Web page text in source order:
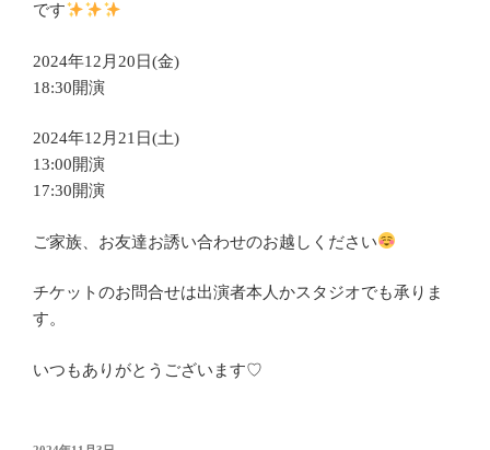
です
2024年12月20日(金)
18:30開演
2024年12月21日(土)
13:00開演
17:30開演
ご家族、お友達お誘い合わせのお越しください
チケットのお問合せは出演者本人かスタジオでも承りま
す。
いつもありがとうございます♡